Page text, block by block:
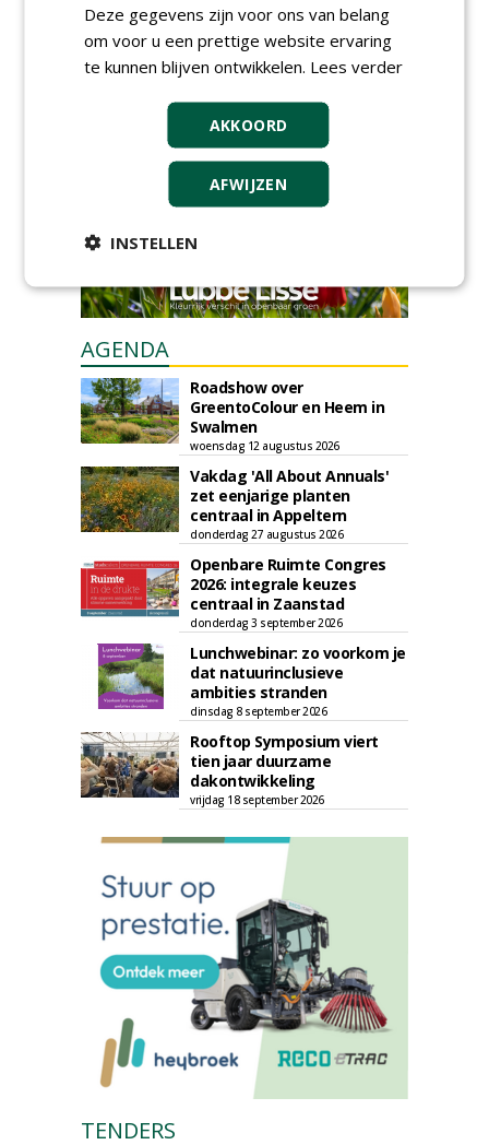
GREEN OUTLET
plaatsen via zijn eigen account.
Plaats een gratis advertentie
AGENDA
Roadshow over
GreentoColour en Heem in
Swalmen
woensdag 12 augustus 2026
Vakdag 'All About Annuals'
zet eenjarige planten
centraal in Appeltern
donderdag 27 augustus 2026
Openbare Ruimte Congres
2026: integrale keuzes
centraal in Zaanstad
donderdag 3 september 2026
Lunchwebinar: zo voorkom je
dat natuurinclusieve
ambities stranden
dinsdag 8 september 2026
Rooftop Symposium viert
tien jaar duurzame
dakontwikkeling
vrijdag 18 september 2026
TENDERS
Deze gegevens zijn voor ons van belang
om voor u een prettige website ervaring
te kunnen blijven ontwikkelen. Lees verder
AKKOORD
AFWIJZEN
INSTELLEN